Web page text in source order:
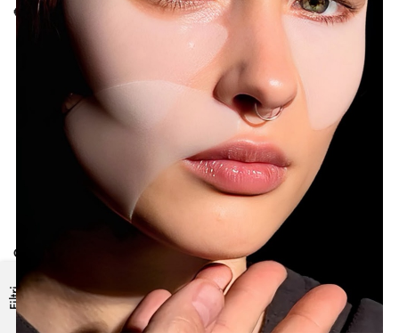
Filtri
€ 45.00 €35.00
Compact Powder Refill
30.00